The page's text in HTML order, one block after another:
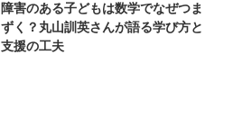
障害のある子どもは数学でなぜつま
ずく？丸山訓英さんが語る学び方と
支援の工夫